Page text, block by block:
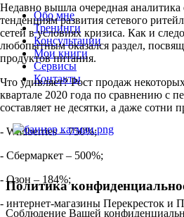
Обо мне
Тренинги
Консультации
Мои книги
Сервисы
Контакты
Недавно вышла очередная аналитика
тенденциям развития сетевого
сетей в условиях кризиса. Как и
любопытным оказался раздел,
продуктов питания.
Что удивляет? Рост продаж
квартале 2020 года по сравнению с
составляет не десятки, а даже сотни
- Wildberries – 750%;
- Сбермаркет – 500%;
- Озон – 184%;
- интернет-магазины Перекресток и
Политика
Соблюдение Вашей